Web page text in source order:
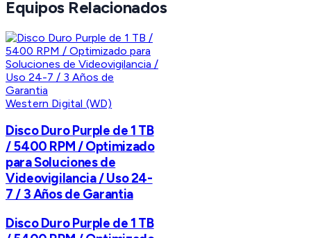
Equipos Relacionados
Western Digital (WD)
Disco Duro Purple de 1 TB
/ 5400 RPM / Optimizado
para Soluciones de
Videovigilancia / Uso 24-
7 / 3 Años de Garantia
Disco Duro Purple de 1 TB